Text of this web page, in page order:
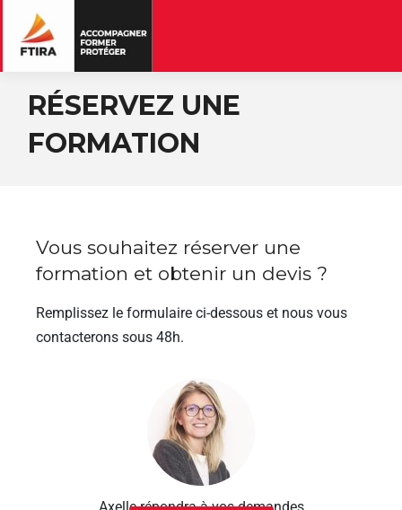
RÉSERVEZ UNE
FORMATION
Vous souhaitez réserver une
formation et obtenir un devis ?
Remplissez le formulaire ci-dessous et nous vous
contacterons sous 48h.